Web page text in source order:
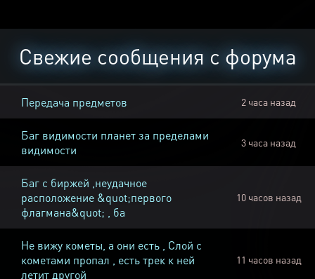
Свежие сообщения с форума
Передача предметов 2 часа назад
Баг видимости планет за пределами
видимости
3 часа назад
Баг с биржей ,неудачное
расположение &quot;первого
флагмана&quot; , ба
10 часов назад
Не вижу кометы, а они есть , Слой с
кометами пропал , есть трек к ней
летит другой
11 часов назад